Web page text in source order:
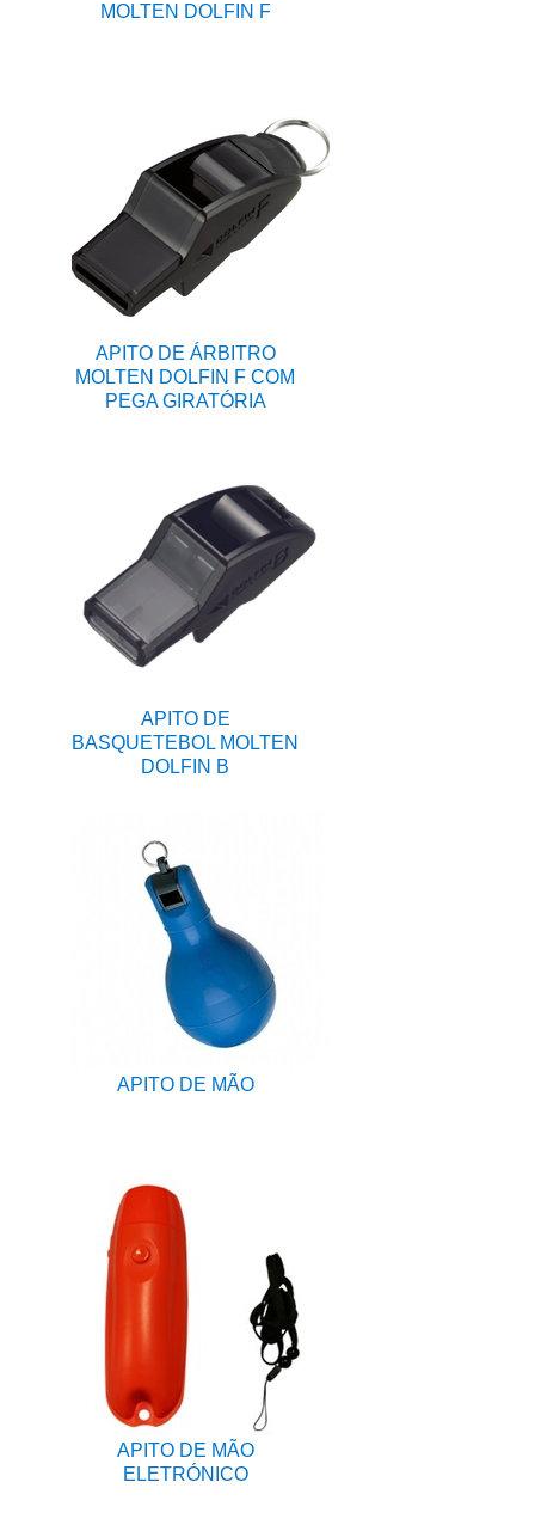
MOLTEN DOLFIN F
APITO DE ÁRBITRO
MOLTEN DOLFIN F COM
PEGA GIRATÓRIA
APITO DE
BASQUETEBOL MOLTEN
DOLFIN B
APITO DE MÃO
APITO DE MÃO
ELETRÓNICO